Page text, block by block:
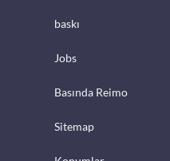
baskı
Jobs
Basında Reimo
Sitemap